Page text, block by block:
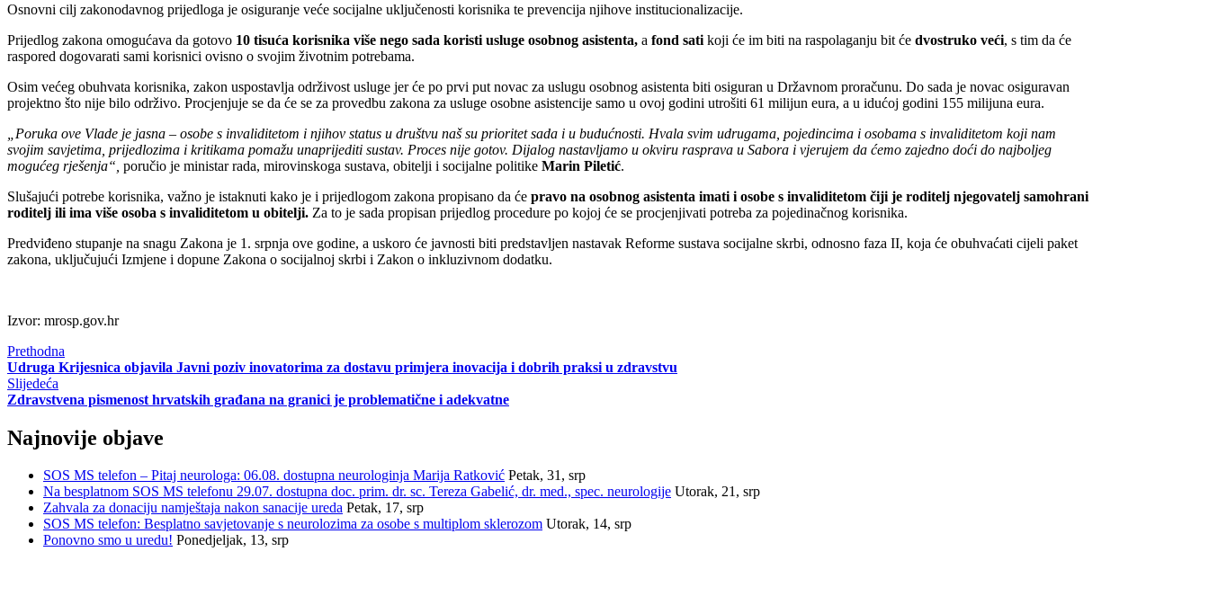
Osnovni cilj zakonodavnog prijedloga je osiguranje veće socijalne uključenosti korisnika te prevencija njihove institucionalizacije.
Prijedlog zakona omogućava da gotovo 10 tisuća korisnika više nego sada koristi usluge osobnog asistenta, a fond sati koji će im biti na raspolaganju bit će dvostruko veći, s tim da će
raspored dogovarati sami korisnici ovisno o svojim životnim potrebama.
Osim većeg obuhvata korisnika, zakon uspostavlja održivost usluge jer će po prvi put novac za uslugu osobnog asistenta biti osiguran u Državnom proračunu. Do sada je novac osiguravan
projektno što nije bilo održivo. Procjenjuje se da će se za provedbu zakona za usluge osobne asistencije samo u ovoj godini utrošiti 61 milijun eura, a u idućoj godini 155 milijuna eura.
„Poruka ove Vlade je jasna – osobe s invaliditetom i njihov status u društvu naš su prioritet sada i u budućnosti. Hvala svim udrugama, pojedincima i osobama s invaliditetom koji nam
svojim savjetima, prijedlozima i kritikama pomažu unaprijediti sustav. Proces nije gotov. Dijalog nastavljamo u okviru rasprava u Sabora i vjerujem da ćemo zajedno doći do najboljeg
mogućeg rješenja“, poručio je ministar rada, mirovinskoga sustava, obitelji i socijalne politike Marin Piletić.
Slušajući potrebe korisnika, važno je istaknuti kako je i prijedlogom zakona propisano da će pravo na osobnog asistenta imati i osobe s invaliditetom čiji je roditelj njegovatelj samohrani
roditelj ili ima više osoba s invaliditetom u obitelji. Za to je sada propisan prijedlog procedure po kojoj će se procjenjivati potreba za pojedinačnog korisnika.
Predviđeno stupanje na snagu Zakona je 1. srpnja ove godine, a uskoro će javnosti biti predstavljen nastavak Reforme sustava socijalne skrbi, odnosno faza II, koja će obuhvaćati cijeli paket
zakona, uključujući Izmjene i dopune Zakona o socijalnoj skrbi i Zakon o inkluzivnom dodatku.
Izvor: mrosp.gov.hr
Prethodna
Udruga Krijesnica objavila Javni poziv inovatorima za dostavu primjera inovacija i dobrih praksi u zdravstvu
Slijedeća
Zdravstvena pismenost hrvatskih građana na granici je problematične i adekvatne
Najnovije objave
SOS MS telefon – Pitaj neurologa: 06.08. dostupna neurologinja Marija Ratković Petak, 31, srp
Na besplatnom SOS MS telefonu 29.07. dostupna doc. prim. dr. sc. Tereza Gabelić, dr. med., spec. neurologije Utorak, 21, srp
Zahvala za donaciju namještaja nakon sanacije ureda Petak, 17, srp
SOS MS telefon: Besplatno savjetovanje s neurolozima za osobe s multiplom sklerozom Utorak, 14, srp
Ponovno smo u uredu! Ponedjeljak, 13, srp